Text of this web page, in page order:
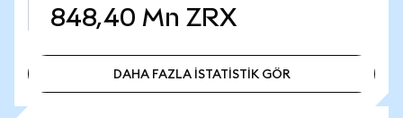
848,40 Mn ZRX
DAHA FAZLA İSTATİSTİK GÖR